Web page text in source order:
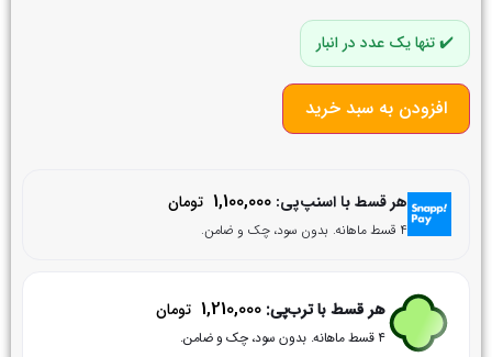
تنها یک عدد در انبار
افزودن به سبد خرید
هر قسط با اسنپ‌پی: 1,100,000 تومان
۴ قسط ماهانه. بدون سود، چک و ضامن.
هر قسط با ترب‌پی: 1,210,000 تومان
۴ قسط ماهانه. بدون سود، چک و ضامن.